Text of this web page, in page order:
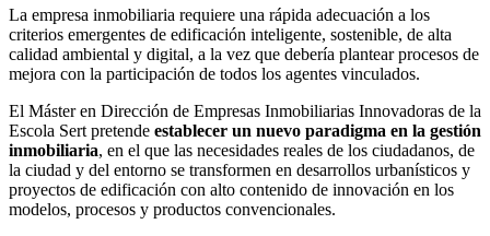
La empresa inmobiliaria requiere una rápida adecuación a los
criterios emergentes de edificación inteligente, sostenible, de alta
calidad ambiental y digital, a la vez que debería plantear procesos de
mejora con la participación de todos los agentes vinculados.
El Máster en Dirección de Empresas Inmobiliarias Innovadoras de la
Escola Sert pretende establecer un nuevo paradigma en la gestión
inmobiliaria, en el que las necesidades reales de los ciudadanos, de
la ciudad y del entorno se transformen en desarrollos urbanísticos y
proyectos de edificación con alto contenido de innovación en los
modelos, procesos y productos convencionales.